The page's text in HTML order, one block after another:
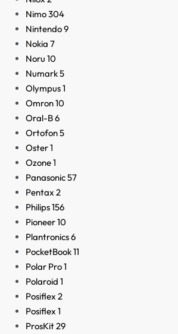
Nimo304
Nintendo9
Nokia 7
Noru 10
Numark5
Olympus1
Omron10
Oral-B6
Ortofon5
Oster1
Ozone1
Panasonic57
Pentax 2
Philips156
Pioneer10
Plantronics6
PocketBook11
Polar Pro1
Polaroid 1
Posiflex 2
Posiflex 1
ProsKit29